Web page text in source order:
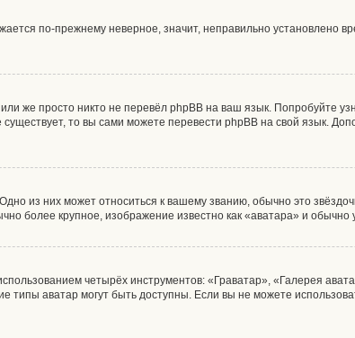
по-прежнему неверное, значит, неправильно установлено
же просто никто не перевёл phpBB на ваш язык. Попробуйте
существует, то вы сами можете перевести phpBB на свой язык.
из них может относиться к вашему званию, обычно это
более крупное, изображение известно как «аватара» и обычно
четырёх инструментов: «Граватар», «Галерея
типы аватар могут быть доступны. Если вы не можете